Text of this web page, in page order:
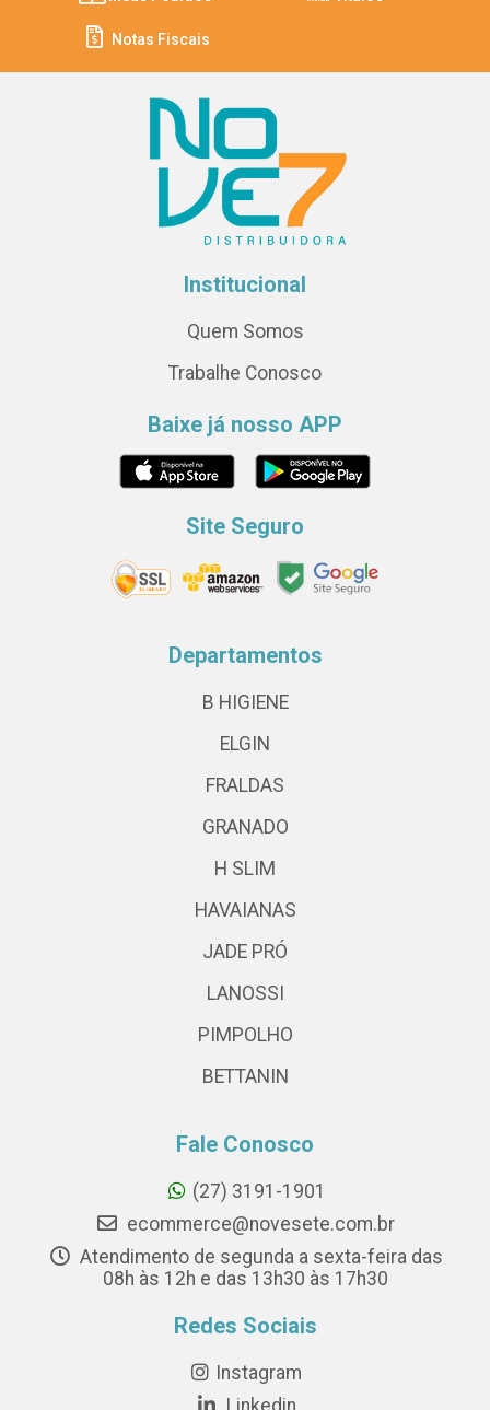
Notas Fiscais
Institucional
Quem Somos
Trabalhe Conosco
Baixe já nosso APP
Site Seguro
Departamentos
B HIGIENE
ELGIN
FRALDAS
GRANADO
H SLIM
HAVAIANAS
JADE PRÓ
LANOSSI
PIMPOLHO
BETTANIN
Fale Conosco
(27) 3191-1901
ecommerce@novesete.com.br
Atendimento de segunda a sexta-feira das
08h às 12h e das 13h30 às 17h30
Redes Sociais
Instagram
Linkedin